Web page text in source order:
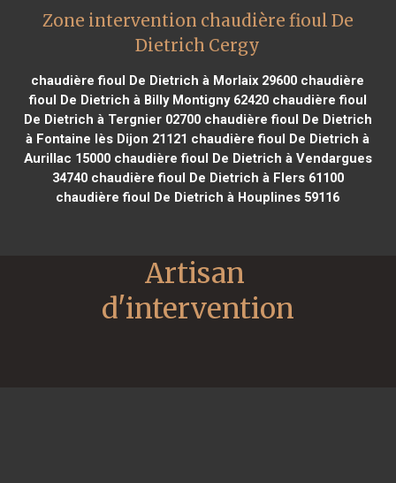
Zone intervention chaudière fioul De
Dietrich Cergy
chaudière fioul De Dietrich à Morlaix 29600 chaudière
fioul De Dietrich à Billy Montigny 62420chaudière fioul
De Dietrich à Tergnier 02700chaudière fioul De Dietrich
à Fontaine lès Dijon 21121 chaudière fioul De Dietrich à
Aurillac 15000chaudière fioul De Dietrich à Vendargues
34740chaudière fioul De Dietrich à Flers 61100
chaudière fioul De Dietrich à Houplines 59116
Artisan
d'intervention